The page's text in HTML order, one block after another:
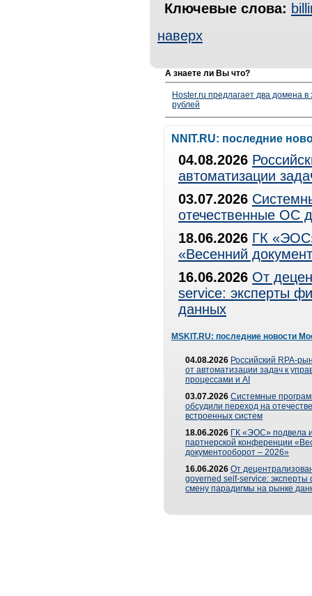
Ключевые слова:
наверх
А знаете ли Вы что?
Hoster.ru предлагает два домена
рублей
NNIT.RU: последние
04.08.2026
автоматизации
03.07.2026
отечественные ОС
18.06.2026 ГК
«Весенний
16.06.2026 От
service: эксперты
данных
MSKIT.RU: последние новости
04.08.2026 Российский RPA-
от автоматизации задач к
процессами и AI
03.07.2026 Системные
обсудили переход на
встроенных систем
18.06.2026 ГК «ЭОС» подвела
партнерской конференции
документооборот – 2026»
16.06.2026 От
governed self-service: эксперты
смену парадигмы на рынке